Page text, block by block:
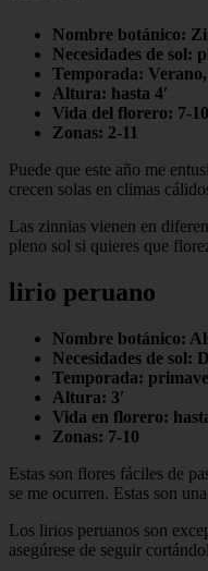
Nombre botánico:
Necesidades de sol:
Temporada:
Altura: hasta 4′
Vida del florero: 7-
Zonas: 2-11
Puede que este año me
crecen solas en climas
Las zinnias vienen en
pleno sol si quieres que
lirio peruano
Nombre botánico:
Necesidades de sol:
Temporada:
Altura: 3′
Vida en florero:
Zonas: 7-10
Estas son flores fáciles de
se me ocurren. Estas son
Los lirios peruanos son
asegúrese de seguir